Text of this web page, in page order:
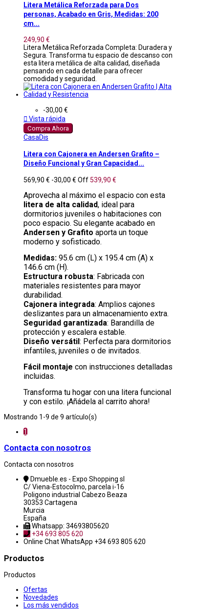
Litera Metálica Reforzada para Dos
personas, Acabado en Gris, Medidas: 200
cm...
249,90 €
Litera Metálica Reforzada Completa: Duradera y
Segura. Transforma tu espacio de descanso con
esta litera metálica de alta calidad, diseñada
pensando en cada detalle para ofrecer
comodidad y seguridad.
-30,00 €
 Vista rápida
Compra Ahora
CasaDis
Litera con Cajonera en Andersen Grafito –
Diseño Funcional y Gran Capacidad...
569,90 € -30,00 € Off539,90 €
Aprovecha al máximo el espacio con esta
litera de alta calidad, ideal para
dormitorios juveniles o habitaciones con
poco espacio. Su elegante acabado en
Andersen y Grafito aporta un toque
moderno y sofisticado.
Medidas: 95.6 cm (L) x 195.4 cm (A) x
146.6 cm (H).
Estructura robusta: Fabricada con
materiales resistentes para mayor
durabilidad.
Cajonera integrada: Amplios cajones
deslizantes para un almacenamiento extra.
Seguridad garantizada: Barandilla de
protección y escalera estable.
Diseño versátil: Perfecta para dormitorios
infantiles, juveniles o de invitados.
Fácil montaje con instrucciones detalladas
incluidas.
Transforma tu hogar con una litera funcional
y con estilo. ¡Añádela al carrito ahora!
Mostrando 1-9 de 9 artículo(s)
1
Contacta con nosotros
Contacta con nosotros
Dmueble.es - Expo Shopping sl
C/ Viena-Estocolmo, parcela i-16
Poligono industrial Cabezo Beaza
30353 Cartagena
Murcia
España
Whatsapp: 34693805620
+34 693 805 620
Online ChatWhatsApp +34 693 805 620
Productos
Productos
Ofertas
Novedades
Los más vendidos